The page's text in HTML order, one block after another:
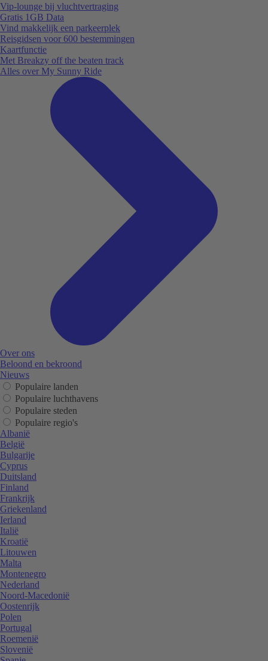
Vip-lounge bij vluchtvertraging
Gratis 1GB Data
Vind makkelijk een parkeerplek
Reisgidsen voor 600 bestemmingen
Kaartfunctie
Met Breakzy off the beaten track
Alles over My Sunny Ride
Over ons
Beloond en bekroond
Nieuws
Populaire landen
Populaire luchthavens
Populaire steden
Populaire regio's
Albanië
België
Bulgarije
Cyprus
Duitsland
Finland
Frankrijk
Griekenland
Ierland
Italië
Kroatië
Litouwen
Malta
Montenegro
Nederland
Noord-Macedonië
Oostenrijk
Polen
Portugal
Roemenië
Slovenië